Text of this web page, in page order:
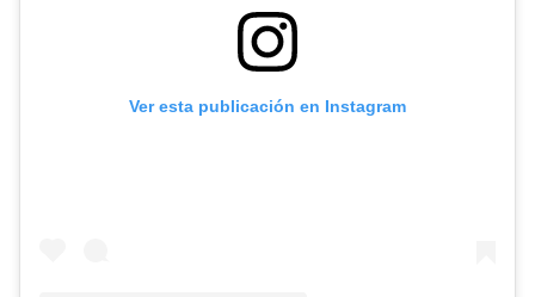
Ver esta publicación en Instagram